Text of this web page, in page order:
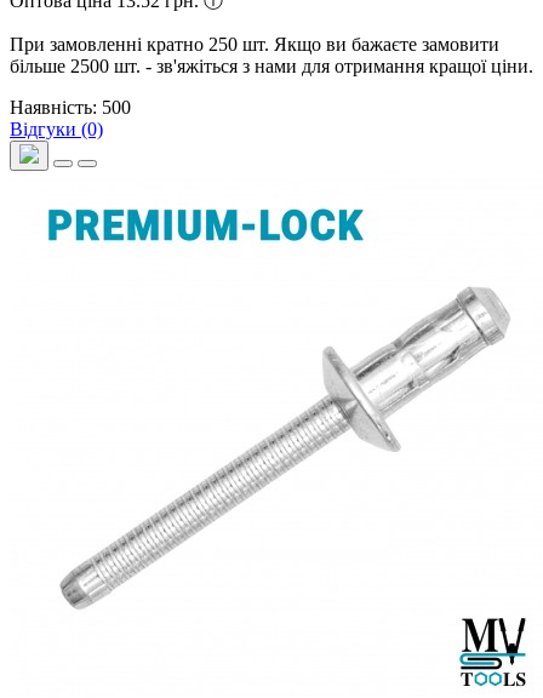
При замовленні кратно 250 шт. Якщо ви бажаєте замовити
більше 2500 шт. - зв'яжіться з нами для отримання кращої ціни.
Наявність: 500
Відгуки (0)